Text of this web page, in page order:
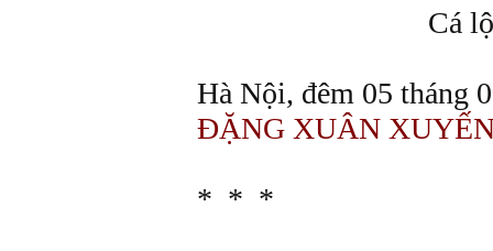
Cá
Hà Nội, đêm 05 tháng
ĐẶNG XUÂN
* * *